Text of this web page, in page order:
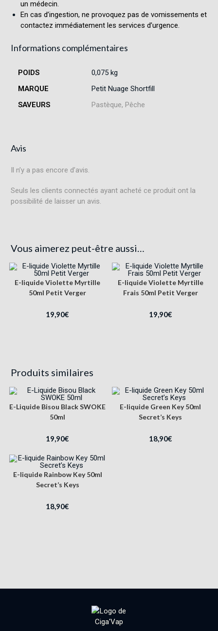
un médecin.
En cas d’ingestion, ne provoquez pas de vomissements et
contactez immédiatement les services d’urgence.
Informations complémentaires
POIDS
0,075 kg
MARQUE
Petit Nuage Shortfill
SAVEURS
Pastèque, Pêche
Avis
Il n’y a pas encore d’avis.
Seuls les clients connectés ayant acheté ce produit ont la
possibilité de laisser un avis.
Vous aimerez peut-être aussi…
E-liquide Violette Myrtille
50ml Petit Verger
19,90€
E-liquide Violette Myrtille
Frais 50ml Petit Verger
19,90€
Produits similaires
E-Liquide Bisou Black SWOKE
50ml
19,90€
E-liquide Green Key 50ml
Secret’s Keys
18,90€
E-liquide Rainbow Key 50ml
Secret’s Keys
18,90€